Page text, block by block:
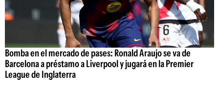
Bomba en el mercado de pases: Ronald Araujo se va de
Barcelona a préstamo a Liverpool y jugará en la Premier
League de Inglaterra